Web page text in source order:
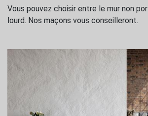
Vous pouvez choisir entre le mur non
lourd. Nos maçons vous conseilleront.